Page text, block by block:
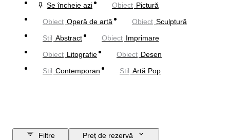
Se încheie azi
Obiect Pictură
Obiect Operă de artă Obiect Sculptură
Stil Abstract Obiect Imprimare
Obiect Litografie Obiect Desen
Stil Contemporan Stil Artă Pop
Filtre
Preț de rezervă